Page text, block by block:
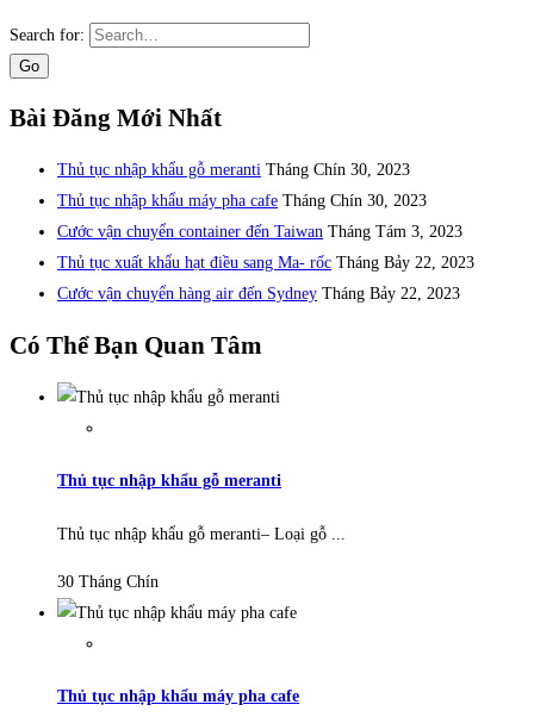
Search for:
Bài Đăng Mới Nhất
Thủ tục nhập khẩu gỗ meranti Tháng Chín 30, 2023
Thủ tục nhập khẩu máy pha cafe Tháng Chín 30, 2023
Cước vận chuyển container đến Taiwan Tháng Tám 3, 2023
Thủ tục xuất khẩu hạt điều sang Ma- rốc Tháng Bảy 22, 2023
Cước vận chuyển hàng air đến Sydney Tháng Bảy 22, 2023
Có Thể Bạn Quan Tâm
Thủ tục nhập khẩu gỗ meranti
Thủ tục nhập khẩu gỗ meranti– Loại gỗ ...
30 Tháng Chín
Thủ tục nhập khẩu máy pha cafe